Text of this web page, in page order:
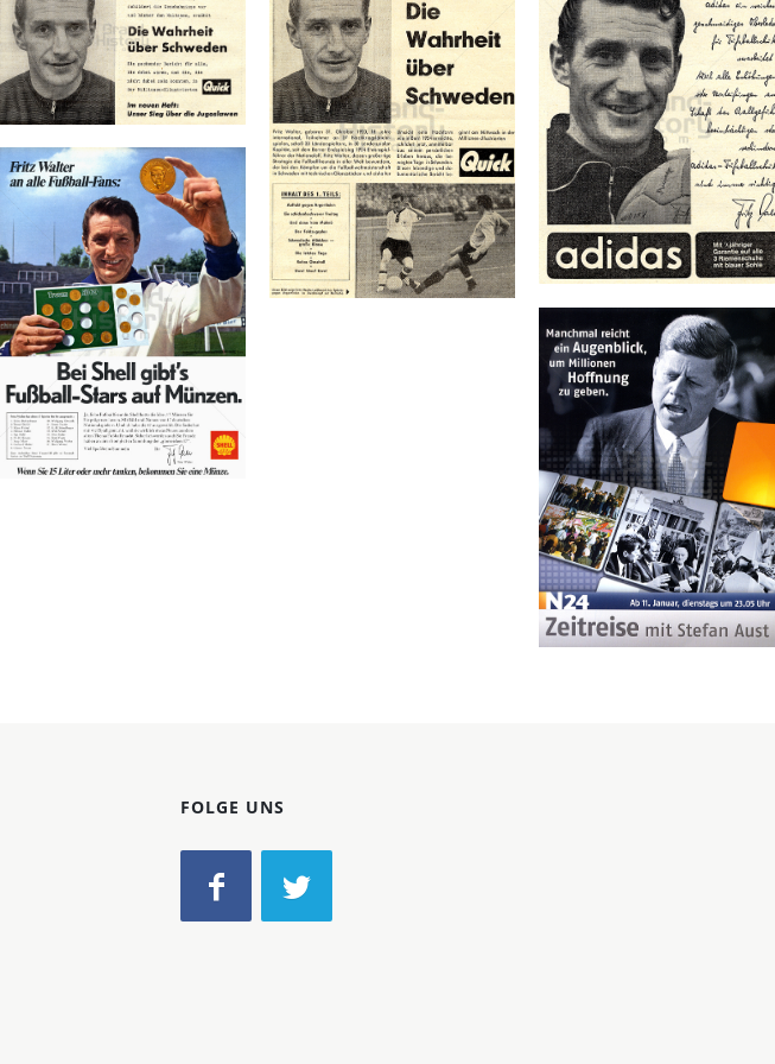
Konzerne
Epoche
QUICK
Illustrierte (25. 4. 1948 -
27. 8. 1992)
1958
Bild-ID: 71832
QUICK
QUICK - Die
Illustrierte (25. 4. 1948 -
27. 8. 1992)
1958
Bild-ID: 71833
adidas
adidas-Salomon AG
1963
Bild-ID: 71834
SHELL
Deutsche Shell
Holding GmbH - Shell
Austria GmbH
1969
Bild-ID: 19088
N24
N24 Gesellschaft für
Nachrichten und
Zeitgeschehen mbH
2011
Bild-ID: 71358
FOLGE UNS